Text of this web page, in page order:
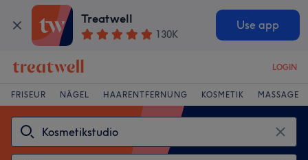
Treatwell
130K
Use app
LOGIN
FRISEUR NÄGEL HAARENTFERNUNG KOSMETIK MASSAGE